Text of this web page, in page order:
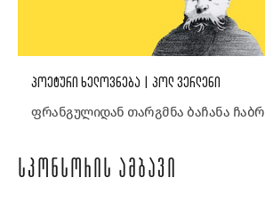
ᲞᲝᲔᲢᲣᲠᲘ ᲮᲔᲚᲝᲕᲜᲔᲑᲐ | ᲞᲝᲚ ᲕᲔᲠᲚᲔᲜᲘ
ფრანგულიდან თარგმნა ბაჩანა
ᲡᲞᲝᲜᲡᲝᲠᲘᲡ ᲐᲛᲑᲐᲕᲘ